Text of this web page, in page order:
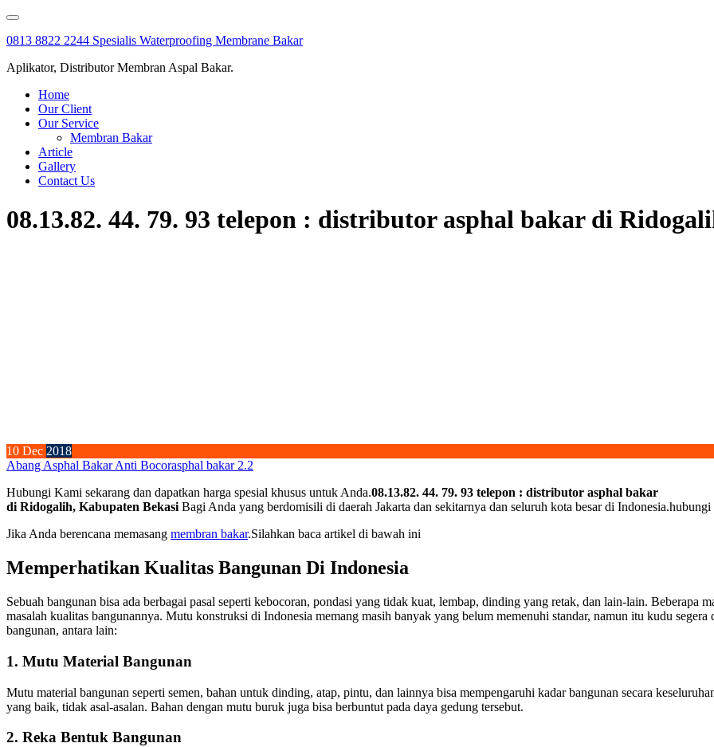
Skip
content
0813 8822 2244 Spesialis Waterproofing Membrane Bakar
Aplikator, Distributor Membran Aspal Bakar.
Home
Our Client
Our Service
Membran Bakar
Article
Gallery
Contact Us
08.13.82. 44. 79. 93 telepon : distributor asphal bakar di
10 Dec 2018
Abang Asphal Bakar Anti Bocorasphal bakar 2.2
Hubungi Kami sekarang dan dapatkan harga spesial khusus untuk Anda.08.13.82. 44. 79. 93 telepon : distributor asphal bakar
di Ridogalih, Kabupaten BekasiBagi Anda yang berdomisili di daerah Jakarta dan sekitarnya dan seluruh kota besar di
Jika Anda berencana memasang membran bakar.Silahkan baca artikel di bawah ini
Memperhatikan Kualitas Bangunan Di Indonesia
Sebuah bangunan bisa ada berbagai pasal seperti kebocoran, pondasi yang tidak kuat, lembap, dinding yang retak, dan lain-lain. Beberapa
masalah kualitas bangunannya. Mutu konstruksi di Indonesia memang masih banyak yang belum memenuhi standar, namun itu kudu
bangunan, antara lain:
1. Mutu Material Bangunan
Mutu material bangunan seperti semen, bahan untuk dinding, atap, pintu, dan lainnya bisa mempengaruhi kadar bangunan secara
yang baik, tidak asal-asalan. Bahan dengan mutu buruk juga bisa berbuntut pada daya gedung tersebut.
2. Reka Bentuk Bangunan